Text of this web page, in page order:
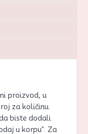
proizvod, u
za količinu.
biste dodali
u korpu". Za